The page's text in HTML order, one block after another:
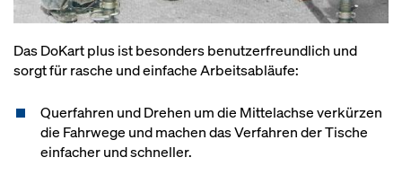
Das DoKart plus ist besonders benutzerfreundlich und
sorgt für rasche und einfache Arbeitsabläufe:
Querfahren und Drehen um die Mittelachse verkürzen
die Fahrwege und machen das Verfahren der Tische
einfacher und schneller.